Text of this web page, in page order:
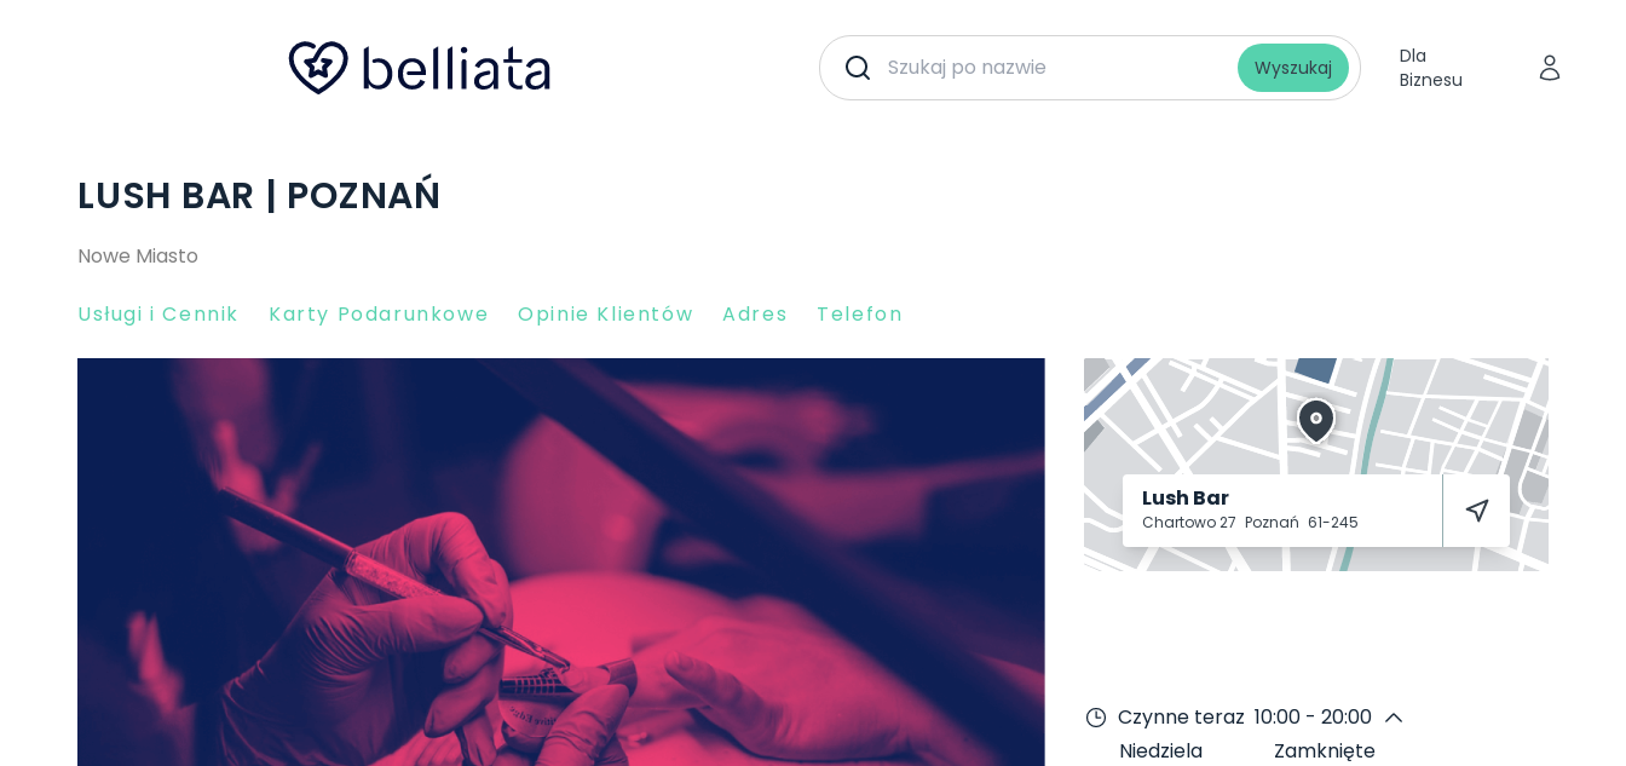
Wyszukaj
Dla
Biznesu
LUSH BAR | POZNAŃ
Nowe Miasto
Usługi i Cennik Karty Podarunkowe Opinie Klientów Adres Telefon
Lush Bar
Chartowo 27 Poznań 61-245
Czynne teraz 10:00 - 20:00
Niedziela
Zamknięte